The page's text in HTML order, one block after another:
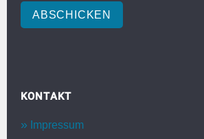
ABSCHICKEN
KONTAKT
Impressum